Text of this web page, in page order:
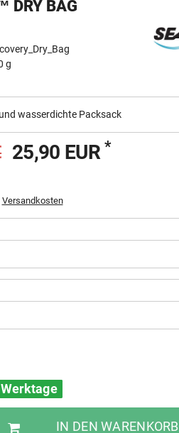
DRY BAG
g
wasserdichte Packsack
25,90 EUR*
Versandkosten
IN DEN WARENKORB